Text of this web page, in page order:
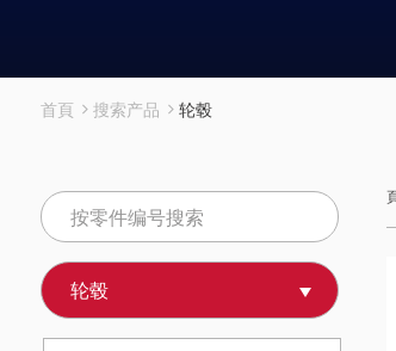
首頁 搜索产品 轮毂